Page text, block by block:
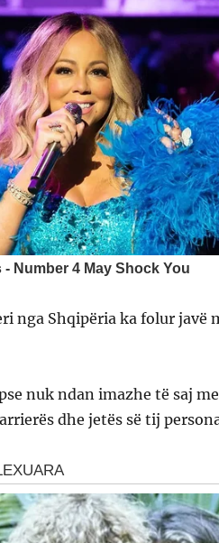
nga Shqipëria ka folur javë
nuk ndan imazhe të saj
dhe jetës së tij